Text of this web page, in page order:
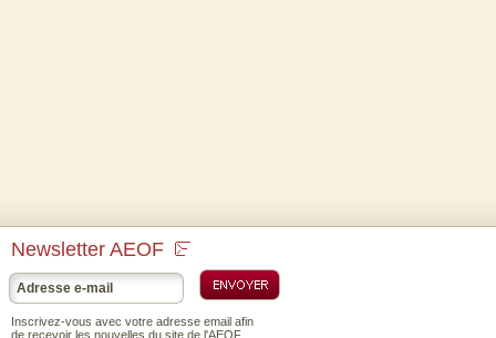
Newsletter AEOF
Inscrivez-vous avec votre adresse email afin
de recevoir les nouvelles du site de l'AEOF.